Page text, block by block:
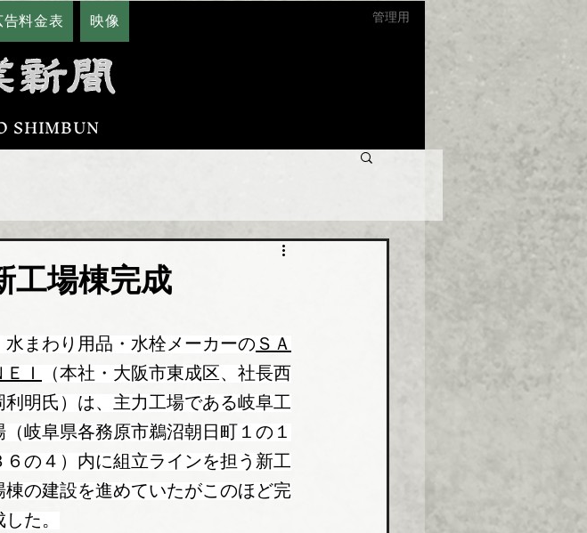
告料金表 映像
SHIMBUN
管理用
工場棟完成
まわり用品・水栓メーカーの ＳＡ
ＥＩ
（本社・大阪市東成区、社長西
利明氏）は、主力工場である岐阜工
（岐阜県各務原市鵜沼朝日町１の１
６の４）内に組立ラインを担う新工
棟の建設を進めていたがこのほど完
した。